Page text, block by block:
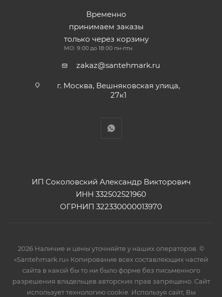
Временно
принимаем заказы
только через корзину
МО: 9:00 до 18:00 пн-птн
zakaz@santehmark.ru
г. Москва, Вешняковская улица,
27к1
ИП Соколовский Александр Викторович
ИНН 332502521960
ОГРНИП 322330000013970
2026 Наличие и цены уточняйте у наших операторов. ©
«Santehmark.ru» Копирование всех составляющих частей
сайта в какой бы то ни было форме без письменного
разрешения владельцев авторских прав запрещено. Сайт
использует технологию cookie. Используя сайт, Вы